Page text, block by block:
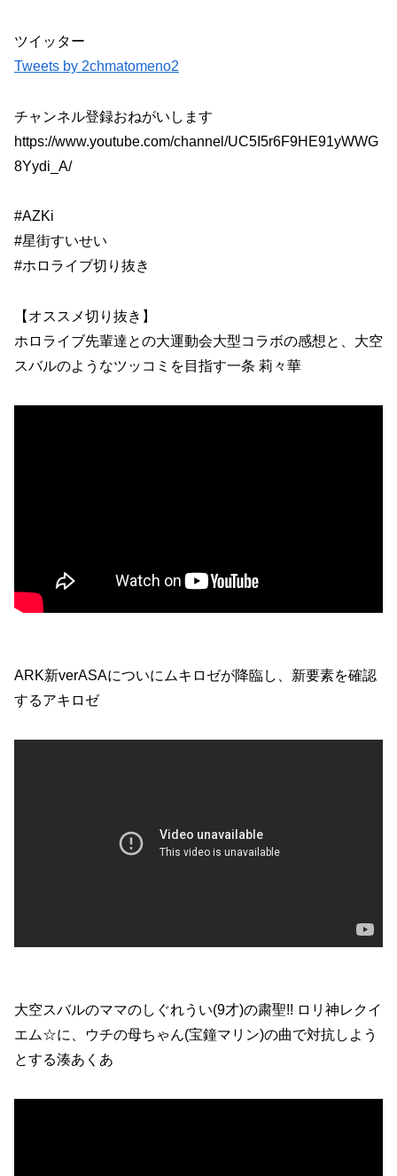
ツイッター
Tweets by 2chmatomeno2
チャンネル登録おねがいします
https://www.youtube.com/channel/UC5I5r6F9HE91yWWG
8Yydi_A/
#AZKi
#星街すいせい
#ホロライブ切り抜き
【オススメ切り抜き】
ホロライブ先輩達との大運動会大型コラボの感想と、大空
スバルのようなツッコミを目指す一条 莉々華
ARK新verASAについにムキロゼが降臨し、新要素を確認
するアキロゼ
大空スバルのママのしぐれうい(9才)の粛聖!! ロリ神レクイ
エム☆に、ウチの母ちゃん(宝鐘マリン)の曲で対抗しよう
とする湊あくあ